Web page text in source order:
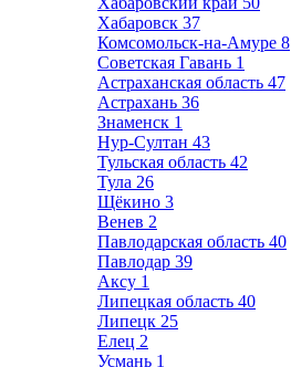
Хабаровск 37
Комсомольск-на-Амуре 8
Советская Гавань 1
Астраханская область 47
Астрахань 36
Знаменск 1
Нур-Султан 43
Тульская область 42
Тула 26
Щёкино 3
Венев 2
Павлодарская область 40
Павлодар 39
Аксу 1
Липецкая область 40
Липецк 25
Елец 2
Усмань 1